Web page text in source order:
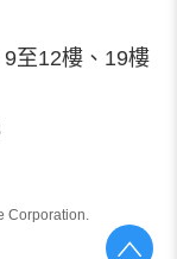
至12樓、19樓
Corporation.